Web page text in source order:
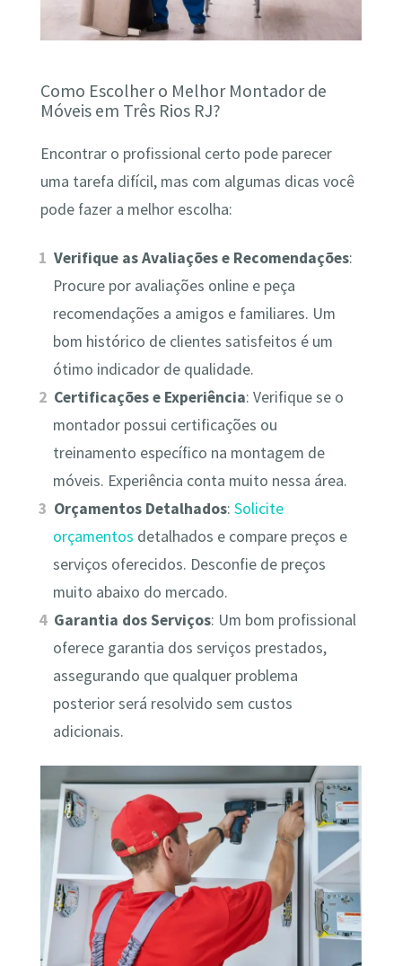
Como Escolher o Melhor Montador de
Móveis em Três Rios RJ?
Encontrar o profissional certo pode parecer
uma tarefa difícil, mas com algumas dicas você
pode fazer a melhor escolha:
Verifique as Avaliações e Recomendações:
Procure por avaliações online e peça
recomendações a amigos e familiares. Um
bom histórico de clientes satisfeitos é um
ótimo indicador de qualidade.
Certificações e Experiência: Verifique se o
montador possui certificações ou
treinamento específico na montagem de
móveis. Experiência conta muito nessa área.
Orçamentos Detalhados:Solicite
orçamentos detalhados e compare preços e
serviços oferecidos. Desconfie de preços
muito abaixo do mercado.
Garantia dos Serviços: Um bom profissional
oferece garantia dos serviços prestados,
assegurando que qualquer problema
posterior será resolvido sem custos
adicionais.